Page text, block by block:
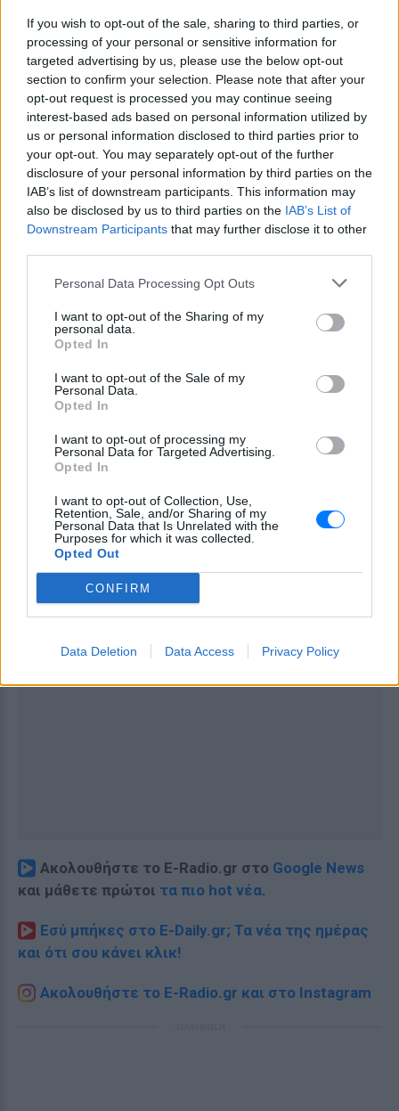
If you wish to opt-out of the sale, sharing to third parties, or
processing of your personal or sensitive information for
targeted advertising by us, please use the below opt-out
section to confirm your selection. Please note that after your
opt-out request is processed you may continue seeing
interest-based ads based on personal information utilized by
us or personal information disclosed to third parties prior to
your opt-out. You may separately opt-out of the further
disclosure of your personal information by third parties on the
IAB’s list of downstream participants. This information may
also be disclosed by us to third parties on the IAB’s List of
Downstream Participants that may further disclose it to other
Personal Data Processing Opt Outs
I want to opt-out of the Sharing of my
personal data.
Opted In
I want to opt-out of the Sale of my
Personal Data.
Opted In
I want to opt-out of processing my
Personal Data for Targeted Advertising.
Opted In
I want to opt-out of Collection, Use,
Retention, Sale, and/or Sharing of my
Personal Data that Is Unrelated with the
Purposes for which it was collected.
Opted Out
CONFIRM
Data Deletion Data Access Privacy Policy
βραβευμένο εστιατόριο Eclipse.
Pengheng Space Capsules Hotel, Shenzhen, Κίνα
Είναι το ξενοδοχείο που δεν χρειάστηκε να
αναζητήσει προσωπικό, καθώς όλοι οι εργαζόμενοί
του είναι ρομπότ. Από τη ρεσεψιόν ως την
ασφάλεια και τους σερβιτόρους, το ξενοδοχείο
μάλλον έφτιαξε, παρά προσέλαβε τους υπαλλήλους
Το ξενοδοχείο διαθέτει δωμάτια που έχουν στο
σχήμα κάψουλας και συνδυάζουν χαμηλές τιμές και
μινιμαλισμό με έναν φουτουριστικό τόνο.
ΔΙΑΦΗΜΙΣΗ
Ακολουθήστε το E-Radio.gr στο Google News
και μάθετε πρώτοι τα πιο hot νέα.
Εσύ μπήκες στο E-Daily.gr; Τα νέα της ημέρας
και ότι σου κάνει κλικ!
Ακολουθήστε το E-Radio.gr και στο Instagram